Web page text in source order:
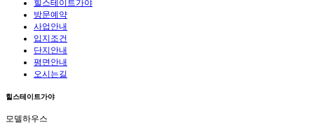
힐스테이트가야
방문예약
사업안내
입지조건
단지안내
평면안내
오시는길
힐스테이트가야
모델하우스